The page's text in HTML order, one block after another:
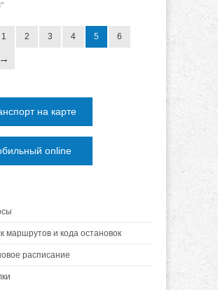
1 2 3 4 5 6
на карте
online
маршрутов и кода остановок
расписание